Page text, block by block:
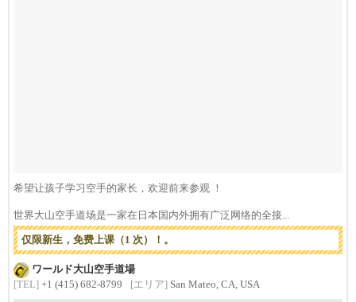
希望让孩子学习空手的家长，欢迎前来参观 ！
世界大山空手道场是一家在日本国内外拥有广泛网络的全接...
仅限新生，免费上课（1 次）！。
ワールド大山空手道場
[TEL] +1 (415) 682-8799 [エリア] San Mateo, CA, USA